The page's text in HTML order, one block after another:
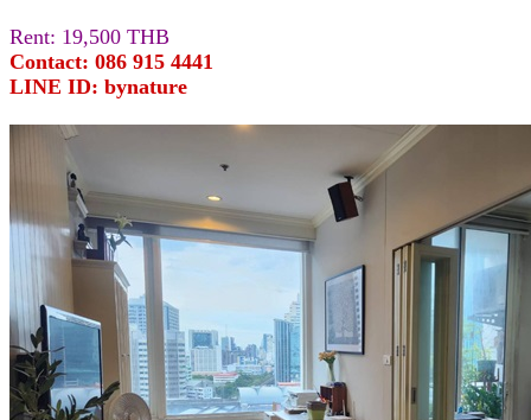
Rent: 19,500 THB
Contact: 086 915 4441
LINE ID: bynature